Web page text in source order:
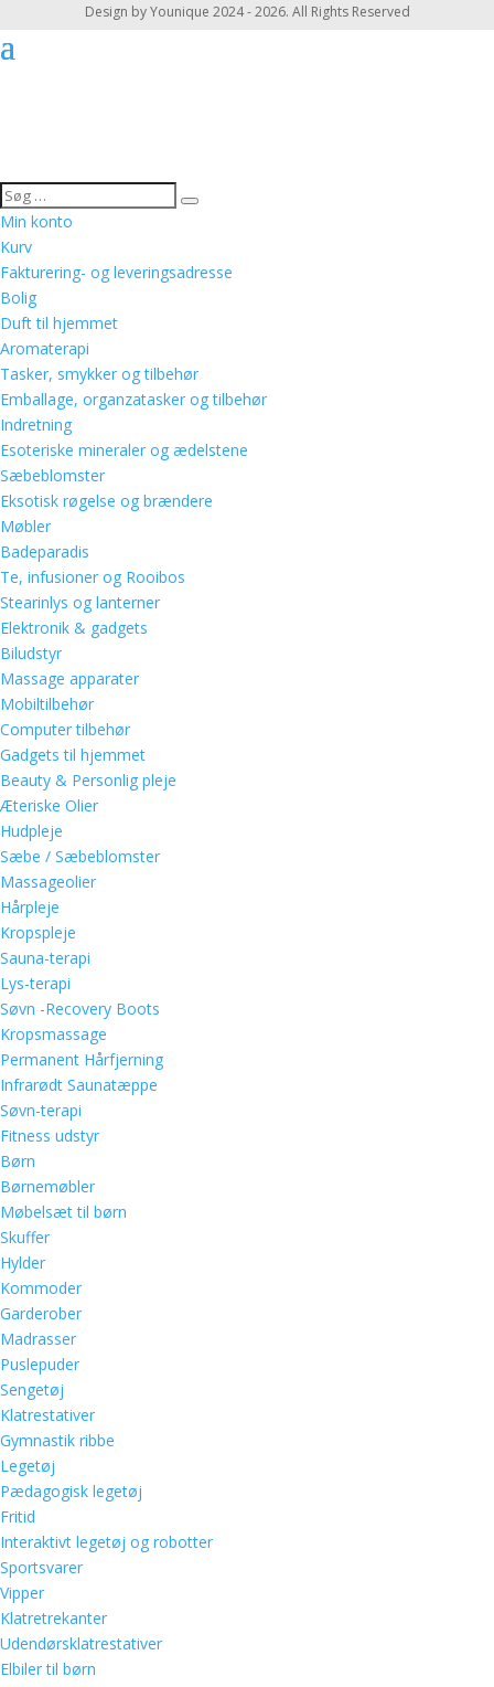
Design by Younique 2024 - 2026. All Rights Reserved
Min konto
Kurv
Fakturering- og leveringsadresse
Bolig
Duft til hjemmet
Aromaterapi
Tasker, smykker og tilbehør
Emballage, organzatasker og tilbehør
Indretning
Esoteriske mineraler og ædelstene
Sæbeblomster
Eksotisk røgelse og brændere
Møbler
Badeparadis
Te, infusioner og Rooibos
Stearinlys og lanterner
Elektronik & gadgets
Biludstyr
Massage apparater
Mobiltilbehør
Computer tilbehør
Gadgets til hjemmet
Beauty & Personlig pleje
Æteriske Olier
Hudpleje
Sæbe / Sæbeblomster
Massageolier
Hårpleje
Kropspleje
Sauna-terapi
Lys-terapi
Søvn -Recovery Boots
Kropsmassage
Permanent Hårfjerning
Infrarødt Saunatæppe
Søvn-terapi
Fitness udstyr
Børn
Børnemøbler
Møbelsæt til børn
Skuffer
Hylder
Kommoder
Garderober
Madrasser
Puslepuder
Sengetøj
Klatrestativer
Gymnastik ribbe
Legetøj
Pædagogisk legetøj
Fritid
Interaktivt legetøj og robotter
Sportsvarer
Vipper
Klatretrekanter
Udendørsklatrestativer
Elbiler til børn